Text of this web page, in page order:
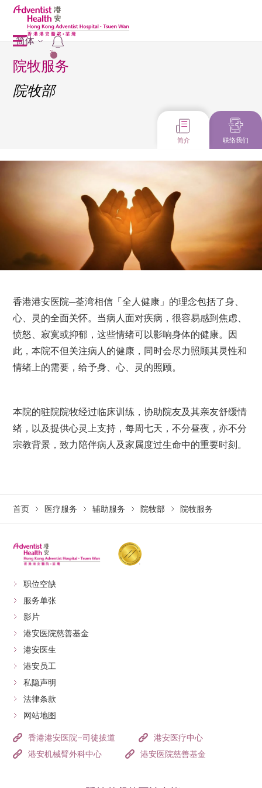
2
简体
院牧服务
院牧部
简介 联络我们
香港港安医院─荃湾相信「全人健康」的理念包括了身、
心、灵的全面关怀。当病人面对疾病，很容易感到焦虑、
愤怒、寂寞或抑郁，这些情绪可以影响身体的健康。因
此，本院不但关注病人的健康，同时会尽力照顾其灵性和
情绪上的需要，给予身、心、灵的照顾。
本院的驻院院牧经过临床训练，协助院友及其亲友舒缓情
绪，以及提供心灵上支持，每周七天，不分昼夜，亦不分
宗教背景，致力陪伴病人及家属度过生命中的重要时刻。
首页 医疗服务 辅助服务 院牧部 院牧服务
职位空缺
服务单张
影片
港安医院慈善基金
港安医生
港安员工
私隐声明
法律条款
网站地图
香港港安医院–司徒拔道
港安医疗中心
港安机械臂外科中心
港安医院慈善基金